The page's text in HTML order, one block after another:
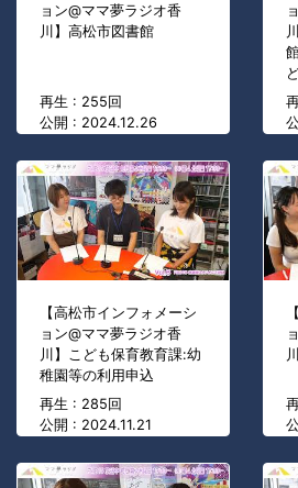
ョン@ママ夢ラジオ香
川】高松市図書館
再生 : 255回
公開 : 2024.12.26
【高松市インフォメーシ
ョン@ママ夢ラジオ香
川】こども保育教育課:幼
稚園等の利用申込
再生 : 285回
公開 : 2024.11.21